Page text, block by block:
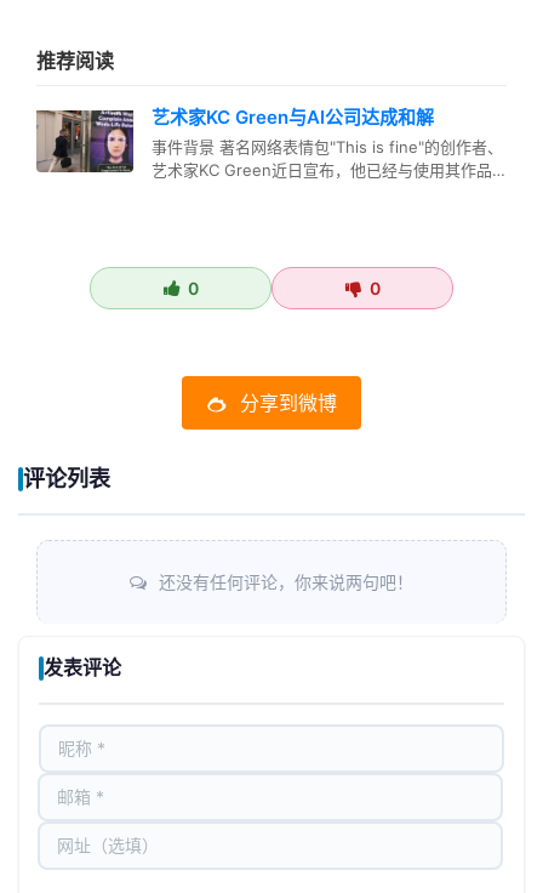
推荐阅读
艺术家KC Green与AI公司达成和解
事件背景 著名网络表情包"This is fine"的创作者、
艺术家KC Green近日宣布，他已经与使用其作品
0 0
分享到微博
评论列表
还没有任何评论，你来说两句吧！
发表评论